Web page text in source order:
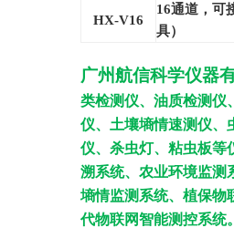
HX-V16
16通道，可
具）
广州航信科学仪器
类检测仪、油质检测仪
仪、土壤墒情速测仪、
仪、杀虫灯、粘虫板等
溯系统、农业环境监测
墒情监测系统、植保物
代物联网智能测控系统